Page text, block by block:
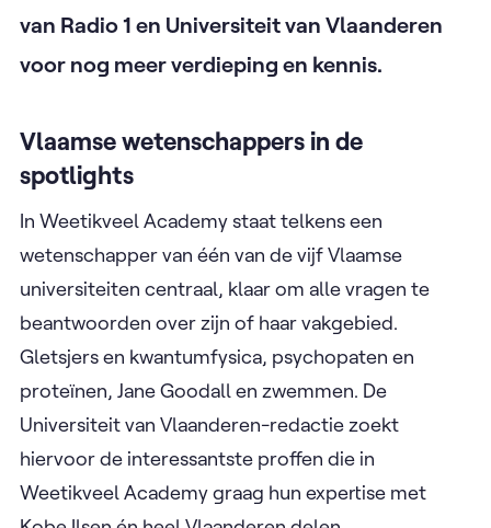
van Radio 1 en Universiteit van Vlaanderen
voor nog meer verdieping en kennis.
Vlaamse wetenschappers in de
spotlights
In Weetikveel Academy staat telkens een
wetenschapper van één van de vijf Vlaamse
universiteiten centraal, klaar om alle vragen te
beantwoorden over zijn of haar vakgebied.
Gletsjers en kwantumfysica, psychopaten en
proteïnen, Jane Goodall en zwemmen. De
Universiteit van Vlaanderen-redactie zoekt
hiervoor de interessantste proffen die in
Weetikveel Academy graag hun expertise met